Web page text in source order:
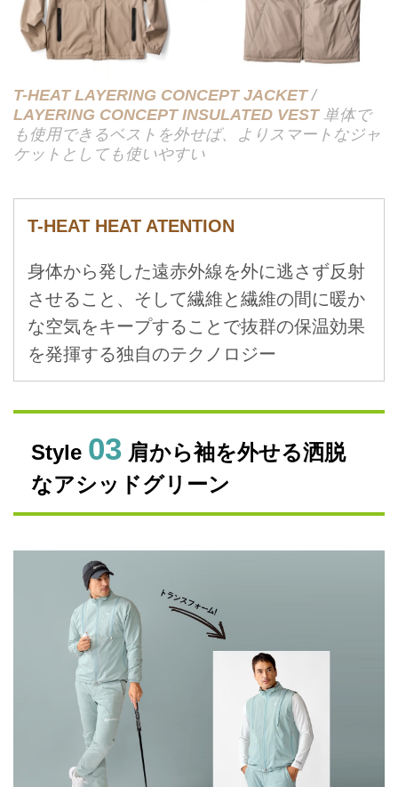
T-HEAT LAYERING CONCEPT JACKET/
LAYERING CONCEPT INSULATED VEST単体で
も使用できるベストを外せば、よりスマートなジャ
ケットとしても使いやすい
T-HEAT HEAT ATENTION
身体から発した遠赤外線を外に逃さず反射
させること、そして繊維と繊維の間に暖か
な空気をキープすることで抜群の保温効果
を発揮する独自のテクノロジー
Style 03 肩から袖を外せる洒脱
なアシッドグリーン